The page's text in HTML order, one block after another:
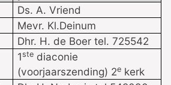
Ds. A. Vriend
Mevr. Kl.Deinum
Dhr. H. de Boer tel. 725542
1stediaconie
(voorjaarszending) 2ekerk